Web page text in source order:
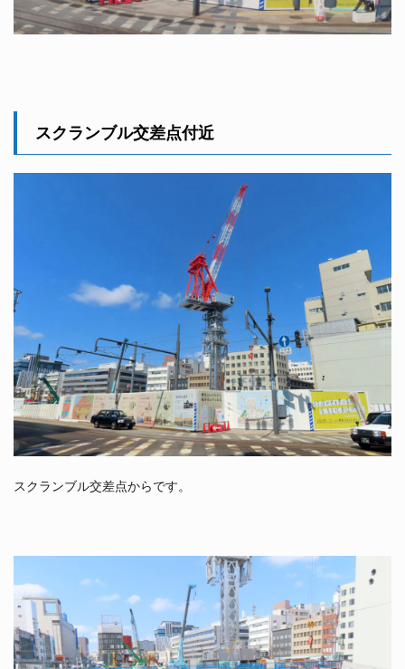
スクランブル交差点付近
スクランブル交差点からです。